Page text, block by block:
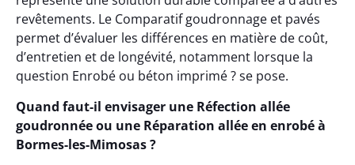
revêtements. Le Comparatif goudronnage et pavés
permet d’évaluer les différences en matière de coût,
d’entretien et de longévité, notamment lorsque la
question Enrobé ou béton imprimé ? se pose.
Quand faut-il envisager une Réfection allée
goudronnée ou une Réparation allée en enrobé à
Bormes-les-Mimosas ?